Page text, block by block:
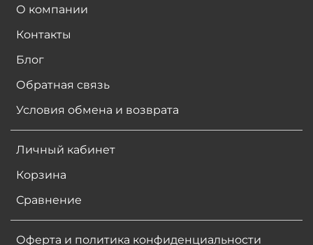
О компании
Контакты
Блог
Обратная связь
Условия обмена и возврата
Личный кабинет
Корзина
Сравнение
Оферта и политика конфиденциальности